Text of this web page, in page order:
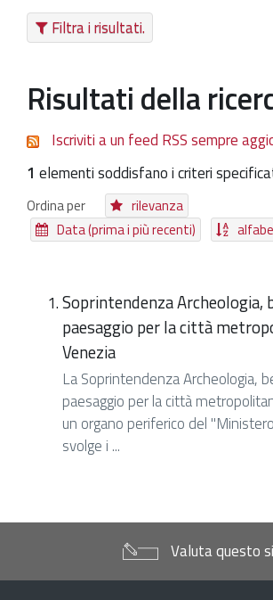
Patrimonio Storico-
Ufficio Tutela
Servizi
Galleria
Contatti
Filtra i risultati.
Risultati della
Iscriviti a un feed RSS sempre
1 elementi soddisfano i criteri
Ordina per
rilevanza
Data (prima i più recenti)
Soprintendenza Archeologia,
paesaggio per la città
Venezia
La Soprintendenza Archeologia,
paesaggio per la città
un organo periferico del
svolge i ...
Valuta questo